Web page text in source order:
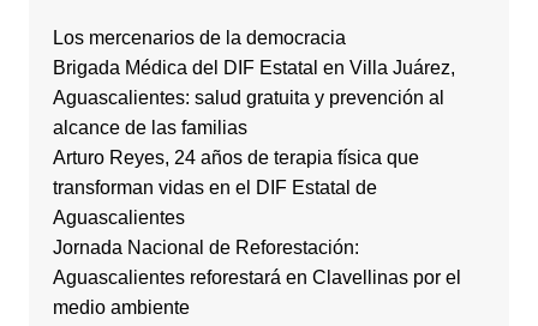
Los mercenarios de la democracia
Brigada Médica del DIF Estatal en Villa Juárez,
Aguascalientes: salud gratuita y prevención al
alcance de las familias
Arturo Reyes, 24 años de terapia física que
transforman vidas en el DIF Estatal de
Aguascalientes
Jornada Nacional de Reforestación:
Aguascalientes reforestará en Clavellinas por el
medio ambiente